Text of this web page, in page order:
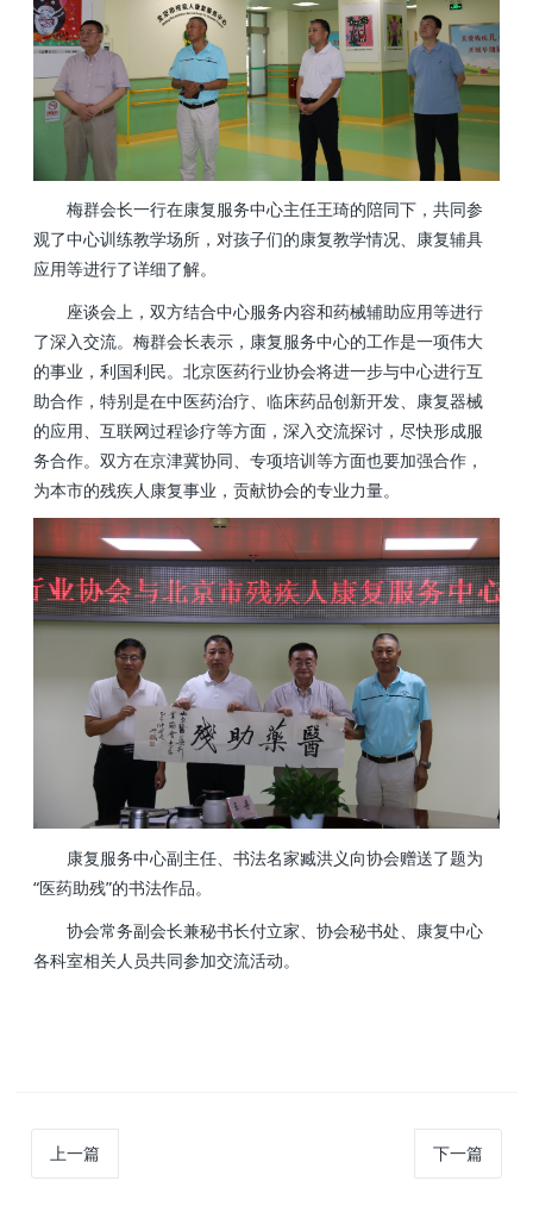
梅群会长一行在康复服务中心主任王琦的陪同下，共同参
观了中心训练教学场所，对孩子们的康复教学情况、康复辅具
应用等进行了详细了解。
座谈会上，双方结合中心服务内容和药械辅助应用等进行
了深入交流。梅群会长表示，康复服务中心的工作是一项伟大
的事业，利国利民。北京医药行业协会将进一步与中心进行互
助合作，特别是在中医药治疗、临床药品创新开发、康复器械
的应用、互联网过程诊疗等方面，深入交流探讨，尽快形成服
务合作。双方在京津冀协同、专项培训等方面也要加强合作，
为本市的残疾人康复事业，贡献协会的专业力量。
康复服务中心副主任、书法名家臧洪义向协会赠送了题为
“医药助残”的书法作品。
协会常务副会长兼秘书长付立家、协会秘书处、康复中心
各科室相关人员共同参加交流活动。
上一篇 下一篇